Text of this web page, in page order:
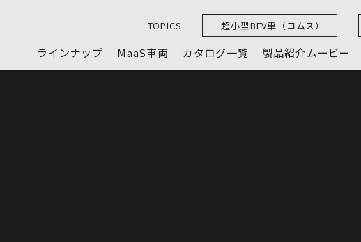
ラインナップ MaaS車両 カタログ一覧 製品紹介ムービー
TOPICS 超小型BEV車（コムス）